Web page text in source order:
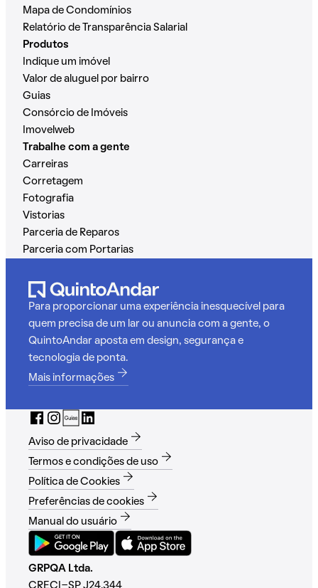
Mapa de Condomínios
Relatório de Transparência Salarial
Produtos
Indique um imóvel
Valor de aluguel por bairro
Guias
Consórcio de Imóveis
Imovelweb
Trabalhe com a gente
Carreiras
Corretagem
Fotografia
Vistorias
Parceria de Reparos
Parceria com Portarias
Para proporcionar uma experiência inesquecível para
quem precisa de um lar ou anuncia com a gente, o
QuintoAndar aposta em design, segurança e
tecnologia de ponta.
Mais informações
Aviso de privacidade
Termos e condições de uso
Política de Cookies
Preferências de cookies
Manual do usuário
GRPQA Ltda.